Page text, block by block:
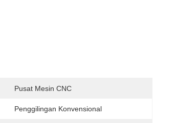
Pusat Mesin CNC
Penggilingan Konvensional